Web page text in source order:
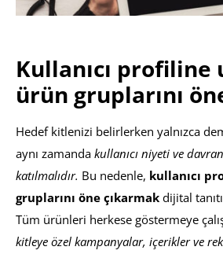
Kullanıcı profiline
ürün gruplarını
Hedef kitlenizi belirlerken yalnızca
aynı zamanda kullanıcı niyeti ve
katılmalıdır. Bu nedenle, kullanıcı
gruplarını öne çıkarmak dijital
Tüm ürünleri herkese göstermeye
kitleye özel kampanyalar, içerikler ve